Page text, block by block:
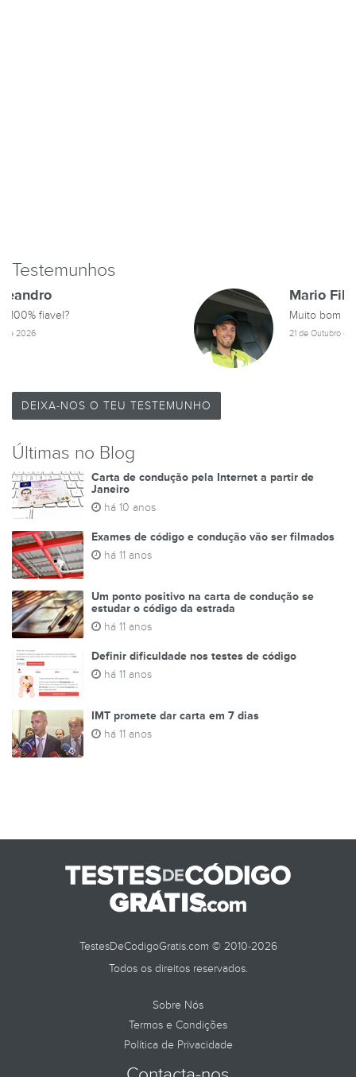
Testemunhos
Mario Filipe Amaral
Muito bom este site ajuda bastante obrigado
DEIXA-NOS O TEU TESTEMUNHO
Últimas no Blog
Carta de condução pela Internet a partir de
Janeiro
há 10 anos
Exames de código e condução vão ser filmados
há 11 anos
Um ponto positivo na carta de condução se
estudar o código da estrada
há 11 anos
Definir dificuldade nos testes de código
há 11 anos
IMT promete dar carta em 7 dias
há 11 anos
TestesDeCodigoGratis.com © 2010-2026
Todos os direitos reservados.
Sobre Nós
Termos e Condições
Política de Privacidade